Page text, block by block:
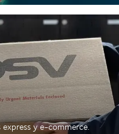
y e-commerce.